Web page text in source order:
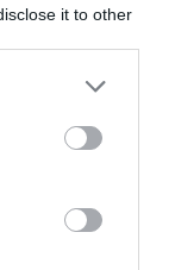
it to other